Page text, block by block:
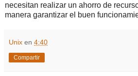
necesitan realizar un ahorro de
manera garantizar el buen
Unix en 4:40
Compartir